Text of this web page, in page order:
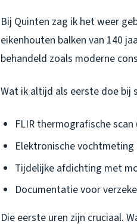
Bij Quinten zag ik het weer
eikenhouten balken van 140
behandeld zoals moderne
Wat ik altijd als eerste doe bij
FLIR thermografische
Elektronische vochtmeting
Tijdelijke afdichting met
Documentatie voor
Die eerste uren zijn cruciaal.